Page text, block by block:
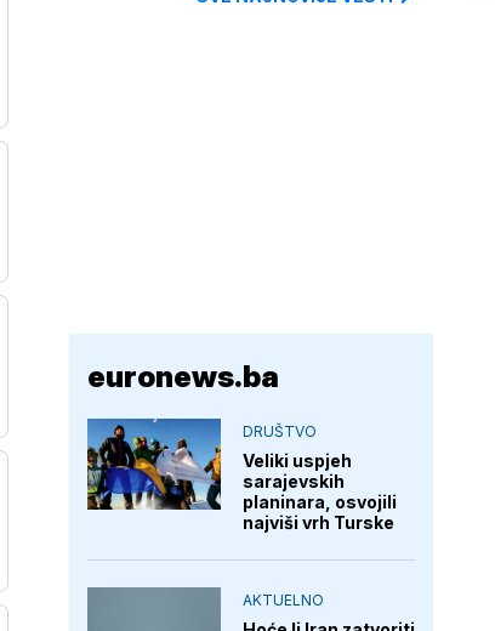
euronews.ba
DRUŠTVO
Veliki uspjeh
sarajevskih
planinara, osvojili
najviši vrh Turske
AKTUELNO